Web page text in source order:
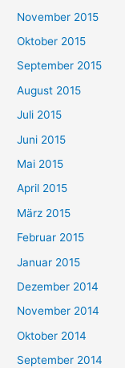
November 2015
Oktober 2015
September 2015
August 2015
Juli 2015
Juni 2015
Mai 2015
April 2015
März 2015
Februar 2015
Januar 2015
Dezember 2014
November 2014
Oktober 2014
September 2014